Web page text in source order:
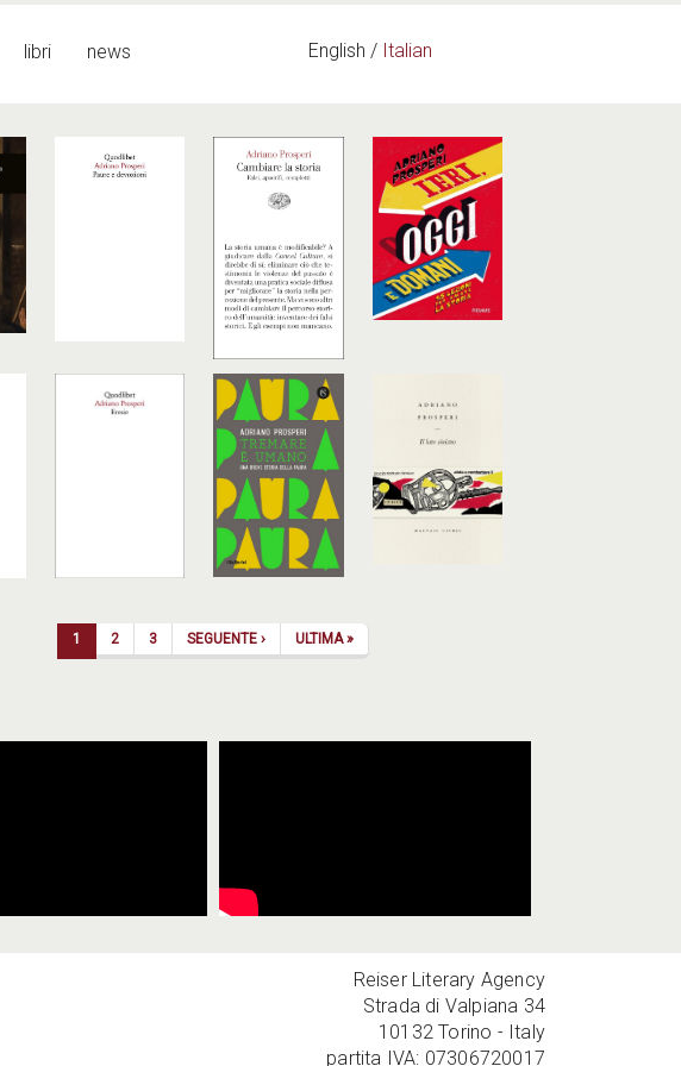
libri news English Italian
1 2 3 SEGUENTE ›PAGINA SUCCESSIVA
ULTIMA »ULTIMA PAGINA
Reiser Literary Agency
Strada di Valpiana 34
10132 Torino - Italy
partita IVA: 07306720017